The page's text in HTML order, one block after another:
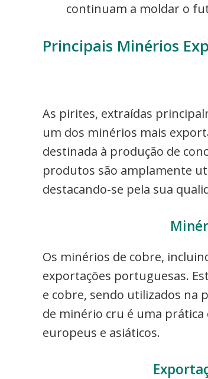
continuam a moldar o
Principais Minérios
As pirites, extraídas
um dos minérios mais
destinada à produção de
produtos são amplamente
destacando-se pela sua
Os minérios de cobre,
exportações portuguesas.
e cobre, sendo utilizados na
de minério cru é uma
europeus e asiáticos.